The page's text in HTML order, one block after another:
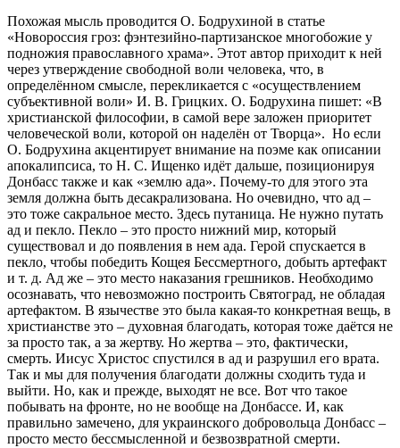
Похожая мысль проводится О. Бодрухиной в статье
«Новороссия гроз: фэнтезийно-партизанское многобожие у
подножия православного храма». Этот автор приходит к ней
через утверждение свободной воли человека, что, в
определённом смысле, перекликается с «осуществлением
субъективной воли» И. В. Грицких. О. Бодрухина пишет: «В
христианской философии, в самой вере заложен приоритет
человеческой воли, которой он наделён от Творца». Но если
О. Бодрухина акцентирует внимание на поэме как описании
апокалипсиса, то Н. С. Ищенко идёт дальше, позиционируя
Донбасс также и как «землю ада». Почему-то для этого эта
земля должна быть десакрализована. Но очевидно, что ад –
это тоже сакральное место. Здесь путаница. Не нужно путать
ад и пекло. Пекло – это просто нижний мир, который
существовал и до появления в нем ада. Герой спускается в
пекло, чтобы победить Кощея Бессмертного, добыть артефакт
и т. д. Ад же – это место наказания грешников. Необходимо
осознавать, что невозможно построить Святоград, не обладая
артефактом. В язычестве это была какая-то конкретная вещь, в
христианстве это – духовная благодать, которая тоже даётся не
за просто так, а за жертву. Но жертва – это, фактически,
смерть. Иисус Христос спустился в ад и разрушил его врата.
Так и мы для получения благодати должны сходить туда и
выйти. Но, как и прежде, выходят не все. Вот что такое
побывать на фронте, но не вообще на Донбассе. И, как
правильно замечено, для украинского добровольца Донбасс –
просто место бессмысленной и безвозвратной смерти.